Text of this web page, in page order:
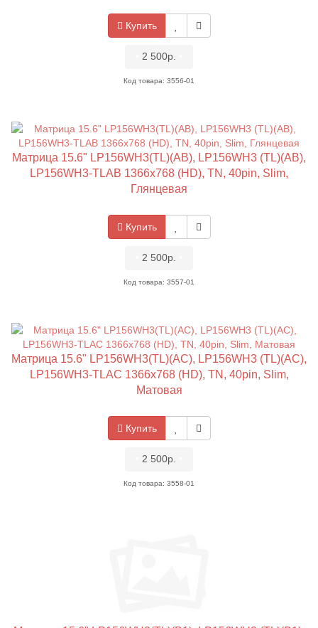
Купить
2 500р.
Код товара: 3556-01
Матрица 15.6" LP156WH3(TL)(AB), LP156WH3 (TL)(AB),
LP156WH3-TLAB 1366x768 (HD), TN, 40pin, Slim,
Глянцевая
Купить
2 500р.
Код товара: 3557-01
Матрица 15.6" LP156WH3(TL)(AC), LP156WH3 (TL)(AC),
LP156WH3-TLAC 1366x768 (HD), TN, 40pin, Slim,
Матовая
Купить
2 500р.
Код товара: 3558-01